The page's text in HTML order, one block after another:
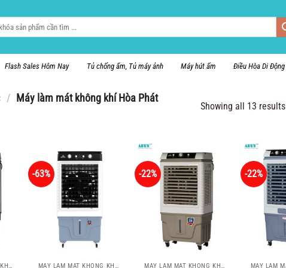
Flash Sales Hôm Nay Tủ chống ẩm, Tủ máy ảnh Máy hút ẩm Điều Hòa Di Động
/ Máy làm mát không khí Hòa Phát
Showing all 13 results
MÁY LÀM MÁT KHÔNG KHÍ HÒA PHÁT
-63%
MÁY LÀM MÁT KHÔNG KHÍ HÒA PHÁT
-22%
MÁY LÀM MÁT KHÔNG KHÍ HÒA PHÁT
-22%